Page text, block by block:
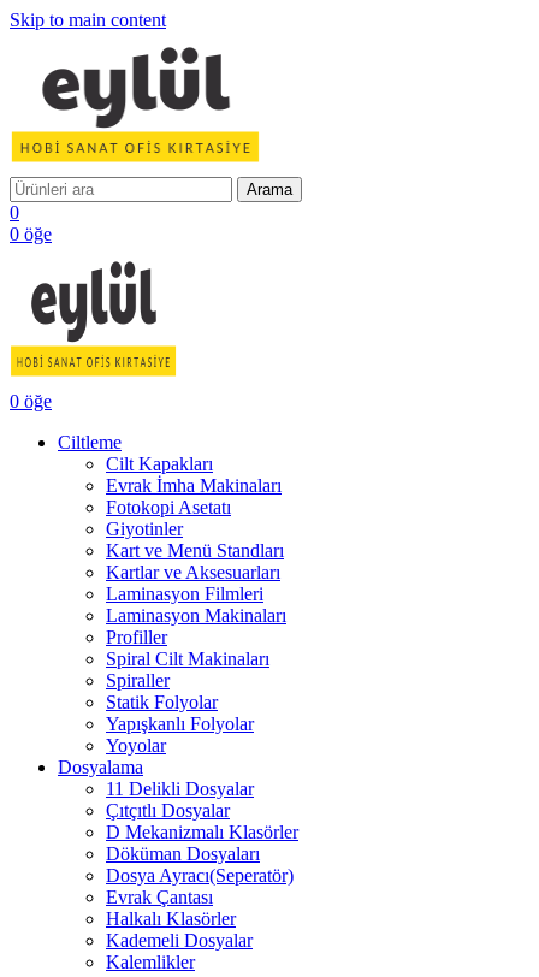
Skip to main content
Arama
0
0 öğe
0 öğe
Ciltleme
Cilt Kapakları
Evrak İmha Makinaları
Fotokopi Asetatı
Giyotinler
Kart ve Menü Standları
Kartlar ve Aksesuarları
Laminasyon Filmleri
Laminasyon Makinaları
Profiller
Spiral Cilt Makinaları
Spiraller
Statik Folyolar
Yapışkanlı Folyolar
Yoyolar
Dosyalama
11 Delikli Dosyalar
Çıtçıtlı Dosyalar
D Mekanizmalı Klasörler
Döküman Dosyaları
Dosya Ayracı(Seperatör)
Evrak Çantası
Halkalı Klasörler
Kademeli Dosyalar
Kalemlikler